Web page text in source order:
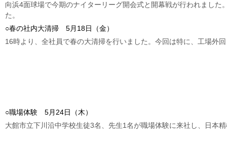
向浜4面球場で今期のナイターリーグ開会式と開幕戦が行われまし
た。
○春の社内大清掃 5月18日（金）
16時より、全社員で春の大清掃を行いました。今回は特に、工場外
○職場体験 5月24日（木）
大館市立下川沿中学校生徒3名、先生1名が職場体験に来社し、日本